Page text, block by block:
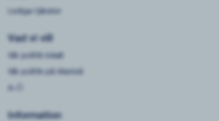
Lediga tjänster
Vad vi vill
Vår politik lokalt
Vår politik på riksnivå
A-Ö
Information